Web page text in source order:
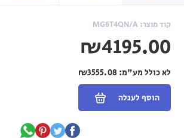
קוד מוצר: MG6T4QN/A
₪4195.00
לא כולל מע"מ:₪3555.08
הוסף לעגלה